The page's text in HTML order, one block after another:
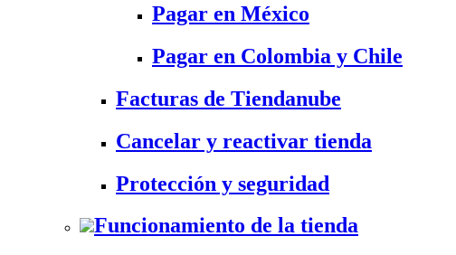
Pagar en México
Pagar en Colombia y Chile
Facturas de Tiendanube
Cancelar y reactivar tienda
Protección y seguridad
Funcionamiento de la tienda